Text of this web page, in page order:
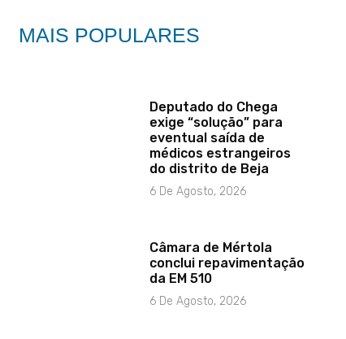
MAIS POPULARES
Deputado do Chega
exige “solução” para
eventual saída de
médicos estrangeiros
do distrito de Beja
6 De Agosto, 2026
Câmara de Mértola
conclui repavimentação
da EM 510
6 De Agosto, 2026